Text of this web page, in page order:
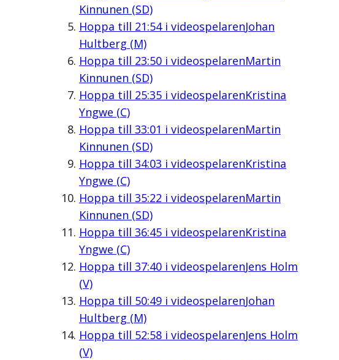
Kinnunen (SD)
Hoppa till 21:54i videospelarenJohan
Hultberg (M)
Hoppa till 23:50i videospelarenMartin
Kinnunen (SD)
Hoppa till 25:35i videospelarenKristina
Yngwe (C)
Hoppa till 33:01 i videospelarenMartin
Kinnunen (SD)
Hoppa till 34:03 i videospelarenKristina
Yngwe (C)
Hoppa till 35:22 i videospelarenMartin
Kinnunen (SD)
Hoppa till 36:45i videospelarenKristina
Yngwe (C)
Hoppa till 37:40i videospelarenJens Holm
(V)
Hoppa till 50:49i videospelarenJohan
Hultberg (M)
Hoppa till 52:58i videospelarenJens Holm
(V)